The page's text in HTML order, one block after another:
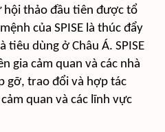
hội thảo đầu tiên được tổ
của SPISE là thúc đẩy
tiêu dùng ở Châu Á. SPISE
gia cảm quan và các nhà
gỡ, trao đổi và hợp tác
quan và các lĩnh vực